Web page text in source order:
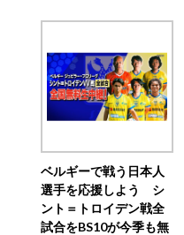
ベルギーで戦う日本人
選手を応援しよう シ
ント＝トロイデン戦全
試合をBS10が今季も無